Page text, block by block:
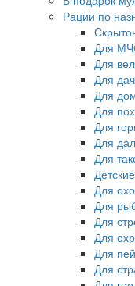
Рации по
Для
Для
Для
Для
Для
Для
Для
Для
Детские
Для
Для
Для
Для
Для
Для